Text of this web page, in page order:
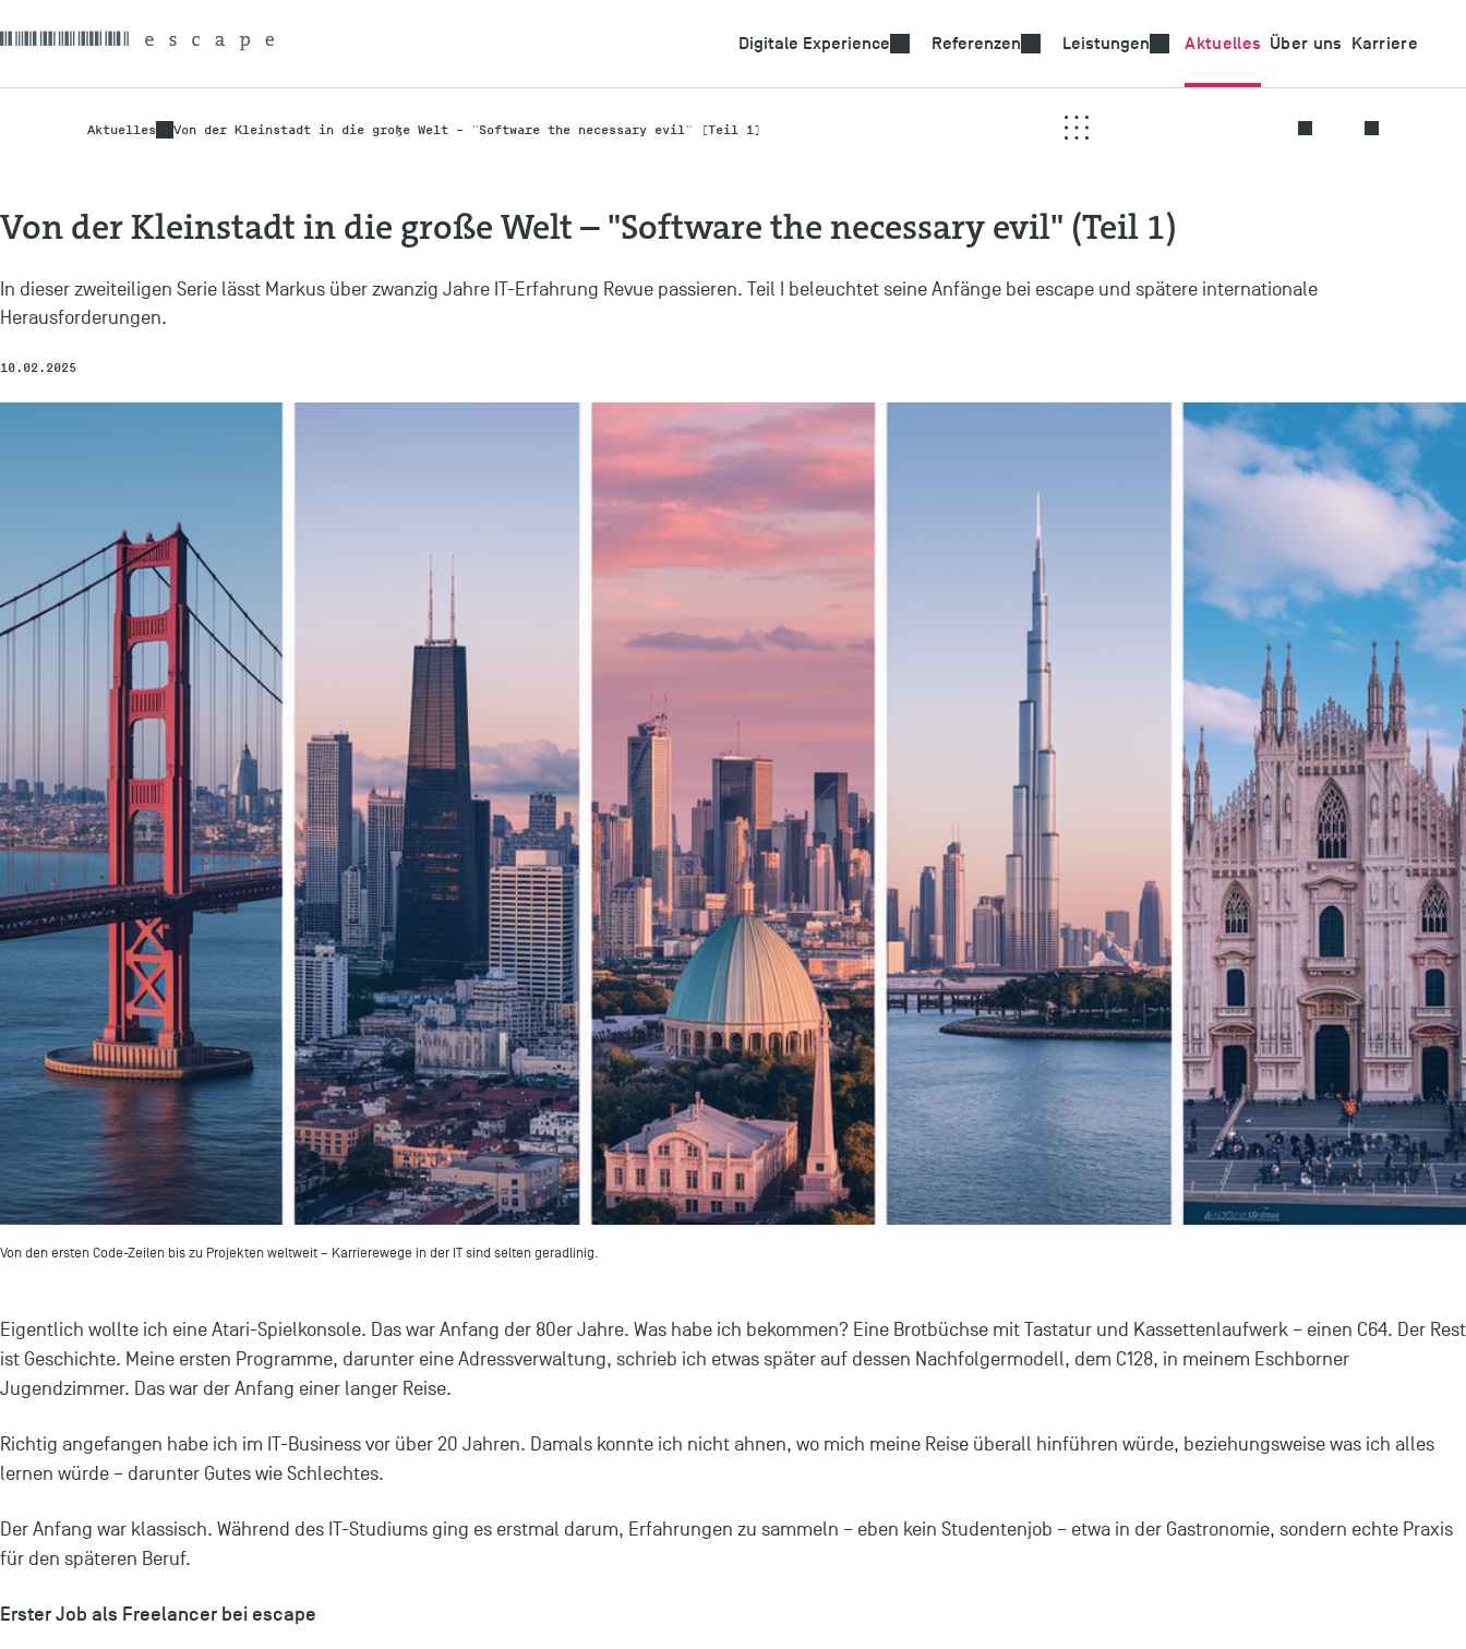
Digitale Experience Referenzen Leistungen Aktuelles Über uns Karriere
Aktuelles Von der Kleinstadt in die große Welt – "Software the necessary evil" (Teil 1)
Von der Kleinstadt in die große Welt – "Software the necessary evil" (Teil 1)
In dieser zweiteiligen Serie lässt Markus über zwanzig Jahre IT-Erfahrung Revue passieren. Teil I beleuchtet seine Anfänge bei escape und spätere internationale
Herausforderungen.
10.02.2025
Von den ersten Code-Zeilen bis zu Projekten weltweit – Karrierewege in der IT sind selten geradlinig.
Eigentlich wollte ich eine Atari-Spielkonsole. Das war Anfang der 80er Jahre. Was habe ich bekommen? Eine Brotbüchse mit Tastatur und Kassettenlaufwerk – einen C64. Der Rest
ist Geschichte. Meine ersten Programme, darunter eine Adressverwaltung, schrieb ich etwas später auf dessen Nachfolgermodell, dem C128, in meinem Eschborner
Jugendzimmer. Das war der Anfang einer langer Reise.
Richtig angefangen habe ich im IT-Business vor über 20 Jahren. Damals konnte ich nicht ahnen, wo mich meine Reise überall hinführen würde, beziehungsweise was ich alles
lernen würde – darunter Gutes wie Schlechtes.
Der Anfang war klassisch. Während des IT-Studiums ging es erstmal darum, Erfahrungen zu sammeln – eben kein Studentenjob – etwa in der Gastronomie, sondern echte Praxis
für den späteren Beruf.
Erster Job als Freelancer bei escape